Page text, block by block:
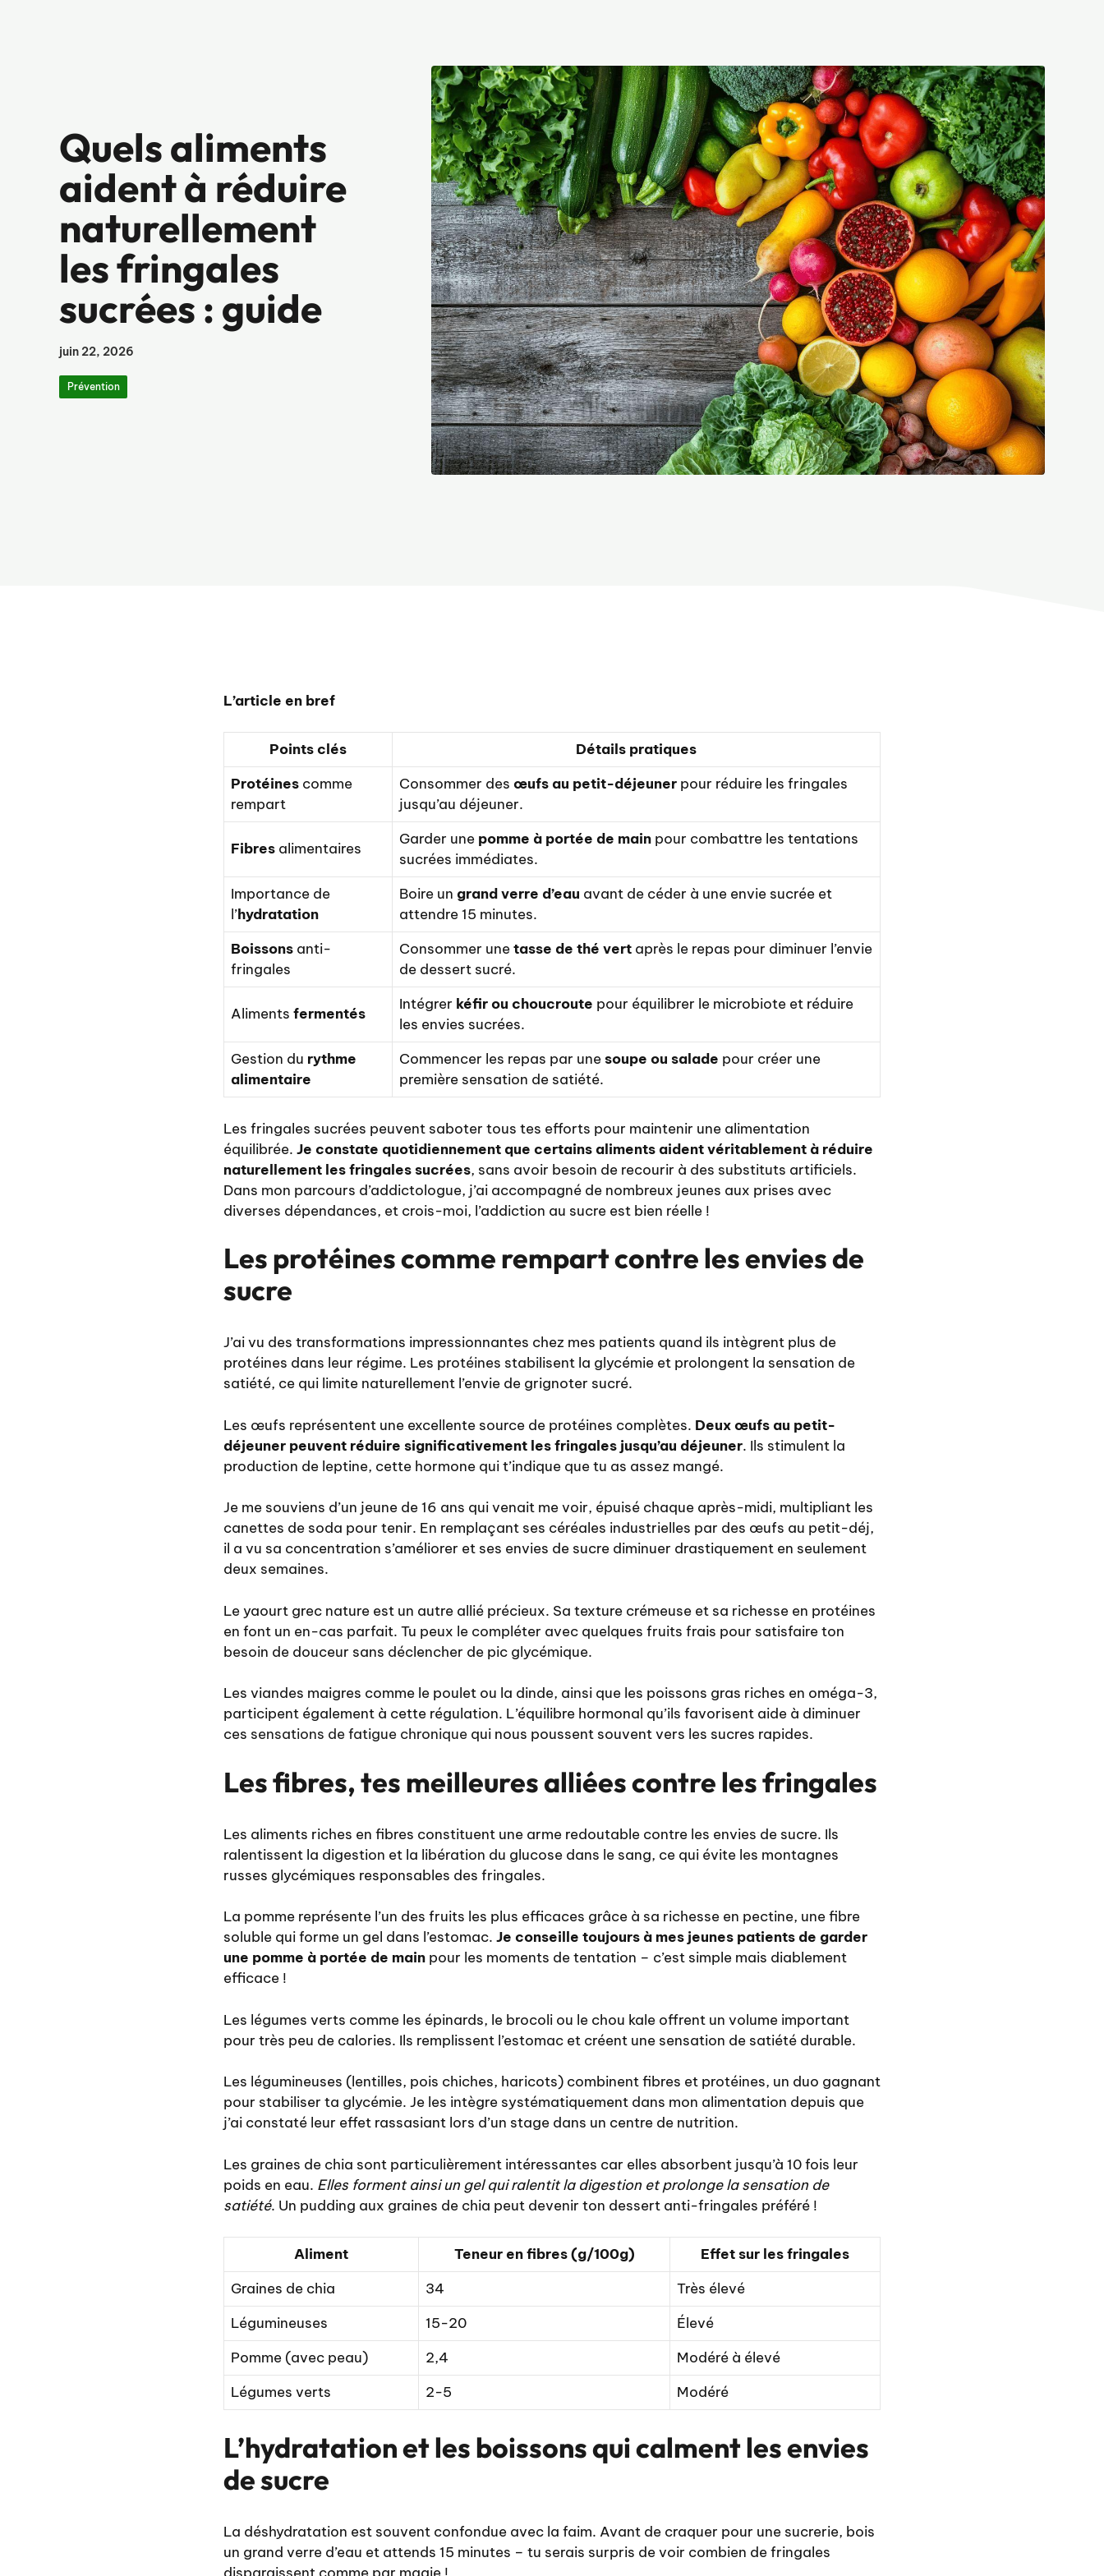
Quels aliments
aident à réduire
naturellement
les fringales
sucrées : guide
juin 22, 2026
Prévention
L’article en bref
Points clés
Détails pratiques
Protéines comme
rempart
Consommer des œufs au petit-déjeuner pour réduire les fringales
jusqu’au déjeuner.
Fibres alimentaires
Garder une pomme à portée de main pour combattre les tentations
sucrées immédiates.
Importance de
l’hydratation
Boire un grand verre d’eau avant de céder à une envie sucrée et
attendre 15 minutes.
Boissons anti-
fringales
Consommer unetasse de thé vert après le repas pour diminuer l’envie
de dessert sucré.
Aliments fermentés
Intégrer kéfir ou choucroute pour équilibrer le microbiote et réduire
les envies sucrées.
Gestion du rythme
alimentaire
Commencer les repas par une soupe ou salade pour créer une
première sensation de satiété.
Les fringales sucrées peuvent saboter tous tes efforts pour maintenir une alimentation
équilibrée. Je constate quotidiennement que certains aliments aident véritablement à réduire
naturellement les fringales sucrées, sans avoir besoin de recourir à des substituts artificiels.
Dans mon parcours d’addictologue, j’ai accompagné de nombreux jeunes aux prises avec
diverses dépendances, et crois-moi, l’addiction au sucre est bien réelle !
Les protéines comme rempart contre les envies de
sucre
J’ai vu des transformations impressionnantes chez mes patients quand ils intègrent plus de
protéines dans leur régime. Les protéines stabilisent la glycémie et prolongent la sensation de
satiété, ce qui limite naturellement l’envie de grignoter sucré.
Les œufs représentent une excellente source de protéines complètes. Deux œufs au petit-
déjeuner peuvent réduire significativement les fringales jusqu’au déjeuner. Ils stimulent la
production de leptine, cette hormone qui t’indique que tu as assez mangé.
Je me souviens d’un jeune de 16 ans qui venait me voir, épuisé chaque après-midi, multipliant les
canettes de soda pour tenir. En remplaçant ses céréales industrielles par des œufs au petit-déj,
il a vu sa concentration s’améliorer et ses envies de sucre diminuer drastiquement en seulement
deux semaines.
Le yaourt grec nature est un autre allié précieux. Sa texture crémeuse et sa richesse en protéines
en font un en-cas parfait. Tu peux le compléter avec quelques fruits frais pour satisfaire ton
besoin de douceur sans déclencher de pic glycémique.
Les viandes maigres comme le poulet ou la dinde, ainsi que les poissons gras riches en oméga-3,
participent également à cette régulation. L’équilibre hormonal qu’ils favorisent aide à diminuer
ces sensations de fatigue chronique qui nous poussent souvent vers les sucres rapides.
Les fibres, tes meilleures alliées contre les fringales
Les aliments riches en fibres constituent une arme redoutable contre les envies de sucre. Ils
ralentissent la digestion et la libération du glucose dans le sang, ce qui évite les montagnes
russes glycémiques responsables des fringales.
La pomme représente l’un des fruits les plus efficaces grâce à sa richesse en pectine, une fibre
soluble qui forme un gel dans l’estomac. Je conseille toujours à mes jeunes patients de garder
une pomme à portée de main pour les moments de tentation – c’est simple mais diablement
efficace !
Les légumes verts comme les épinards, le brocoli ou le chou kale offrent un volume important
pour très peu de calories. Ils remplissent l’estomac et créent une sensation de satiété durable.
Les légumineuses (lentilles, pois chiches, haricots) combinent fibres et protéines, un duo gagnant
pour stabiliser ta glycémie. Je les intègre systématiquement dans mon alimentation depuis que
j’ai constaté leur effet rassasiant lors d’un stage dans un centre de nutrition.
Les graines de chia sont particulièrement intéressantes car elles absorbent jusqu’à 10 fois leur
poids en eau. Elles forment ainsi un gel qui ralentit la digestion et prolonge la sensation de
satiété. Un pudding aux graines de chia peut devenir ton dessert anti-fringales préféré !
Aliment Teneur en fibres (g/100g)
Effet sur les fringales
Graines de chia
34
Très élevé
Légumineuses
15-20
Élevé
Pomme (avec peau)
2,4
Modéré à élevé
Légumes verts
2-5 Modéré
L’hydratation et les boissons qui calment les envies
de sucre
La déshydratation est souvent confondue avec la faim. Avant de craquer pour une sucrerie, bois
un grand verre d’eau et attends 15 minutes – tu serais surpris de voir combien de fringales